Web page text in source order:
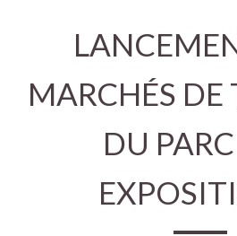
MARCHÉS DE
DU